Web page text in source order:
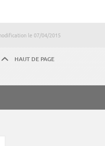
le 07/04/2015
HAUT DE PAGE